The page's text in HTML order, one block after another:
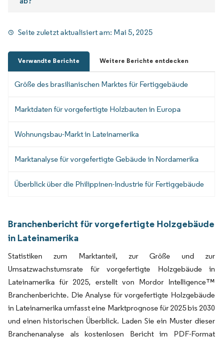
Seite zuletzt aktualisiert am: Mai 5, 2025
Verwandte Berichte Weitere Berichte entdecken
Größe des brasilianischen Marktes für Fertiggebäude
Marktdaten für vorgefertigte Holzbauten in Europa
Wohnungsbau-Markt in Lateinamerika
Marktanalyse für vorgefertigte Gebäude in Nordamerika
Überblick über die Philippinen-Industrie für Fertiggebäude
Branchenbericht für vorgefertigte Holzgebäude
in Lateinamerika
Statistiken zum Marktanteil, zur Größe und zur
Umsatzwachstumsrate für vorgefertigte Holzgebäude in
Lateinamerika für 2025, erstellt von Mordor Intelligence™
Branchenberichte. Die Analyse für vorgefertigte Holzgebäude
in Lateinamerika umfasst eine Marktprognose für 2025 bis 2030
und einen historischen Überblick. Laden Sie ein Muster dieser
Branchenanalyse als kostenlosen Bericht im PDF-Format